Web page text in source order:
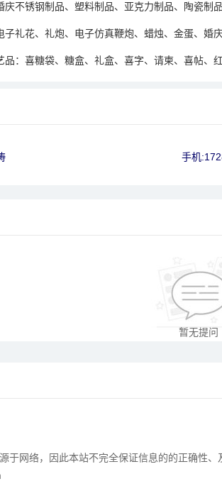
庆不锈钢制品、塑料制品、亚克力制品、陶瓷制
子礼花、礼炮、电子仿真鞭炮、蜡烛、金蛋、婚
品：喜糖袋、糖盒、礼盒、喜字、请柬、喜帖、
手机
暂无提问
于网络，因此本站不完全保证信息的的正确性